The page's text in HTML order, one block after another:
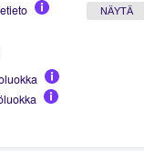
NÄYTÄ